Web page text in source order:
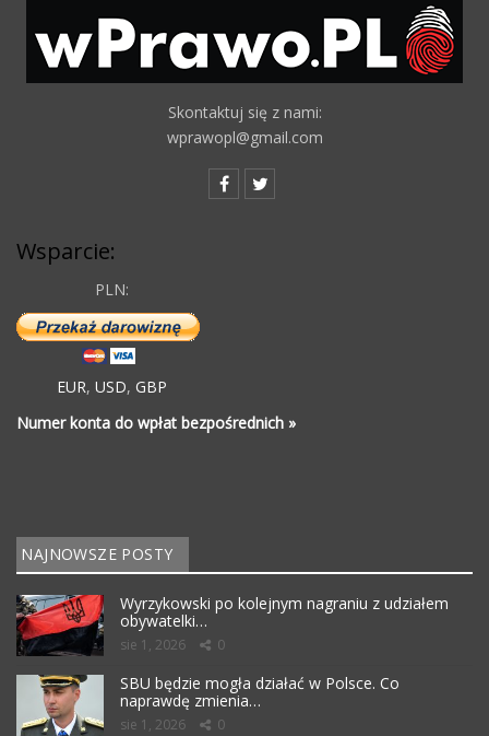
Skontaktuj się z nami:
wprawopl@gmail.com
Wsparcie:
PLN:
EUR, USD, GBP
Numer konta do wpłat bezpośrednich »
NAJNOWSZE POSTY
Wyrzykowski po kolejnym nagraniu z udziałem
obywatelki…
sie 1, 2026 0
SBU będzie mogła działać w Polsce. Co
naprawdę zmienia…
sie 1, 2026 0